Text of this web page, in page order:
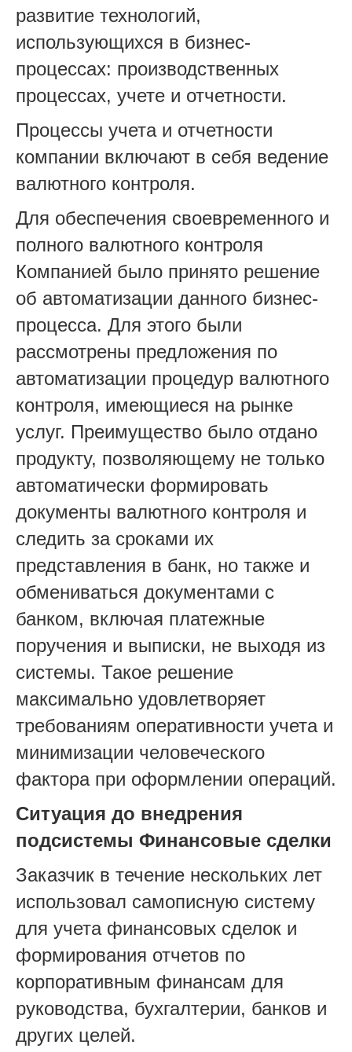
развитие технологий,
использующихся в бизнес-
процессах: производственных
процессах, учете и отчетности.
Процессы учета и отчетности
компании включают в себя ведение
валютного контроля.
Для обеспечения своевременного и
полного валютного контроля
Компанией было принято решение
об автоматизации данного бизнес-
процесса. Для этого были
рассмотрены предложения по
автоматизации процедур валютного
контроля, имеющиеся на рынке
услуг. Преимущество было отдано
продукту, позволяющему не только
автоматически формировать
документы валютного контроля и
следить за сроками их
представления в банк, но также и
обмениваться документами с
банком, включая платежные
поручения и выписки, не выходя из
системы. Такое решение
максимально удовлетворяет
требованиям оперативности учета и
минимизации человеческого
фактора при оформлении операций.
Ситуация до внедрения
подсистемы Финансовые сделки
Заказчик в течение нескольких лет
использовал самописную систему
для учета финансовых сделок и
формирования отчетов по
корпоративным финансам для
руководства, бухгалтерии, банков и
других целей.